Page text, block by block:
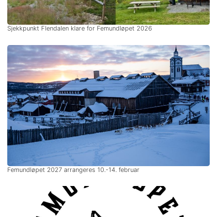
Sjekkpunkt Flendalen klare for Femundløpet 2026
Femundløpet 2027 arrangeres 10.-14. februar